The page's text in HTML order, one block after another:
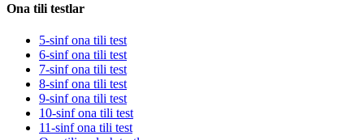
Ona tili testlar
5-sinf ona tili test
6-sinf ona tili test
7-sinf ona tili test
8-sinf ona tili test
9-sinf ona tili test
10-sinf ona tili test
11-sinf ona tili test